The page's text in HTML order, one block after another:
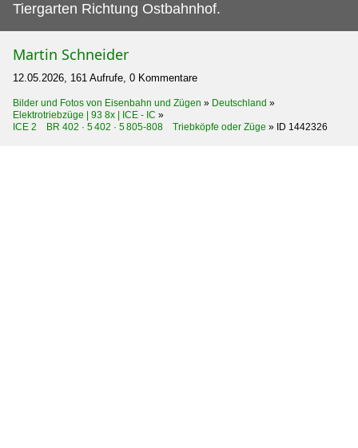
Tiergarten Richtung Ostbahnhof.
Martin Schneider
12.05.2026, 161 Aufrufe, 0 Kommentare
Bilder und Fotos von Eisenbahn und Zügen » Deutschland »
Elektrotriebzüge | 93 8x | ICE - IC »
ICE 2 BR 402 · 5 402 · 5 805-808 Triebköpfe oder Züge » ID 1442326